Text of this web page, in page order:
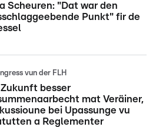
Scheuren: "Dat war den
Punkt" fir de
vun der FLH
besser
mat Veräiner,
bei Upassunge vu
a Reglementer